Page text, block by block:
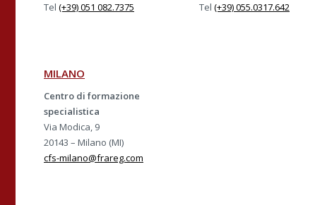
Tel (+39) 051 082.7375
Tel (+39) 055.0317.642
MILANO
Centro di formazione
specialistica
Via Modica, 9
20143 – Milano (MI)
cfs-milano@frareg.com